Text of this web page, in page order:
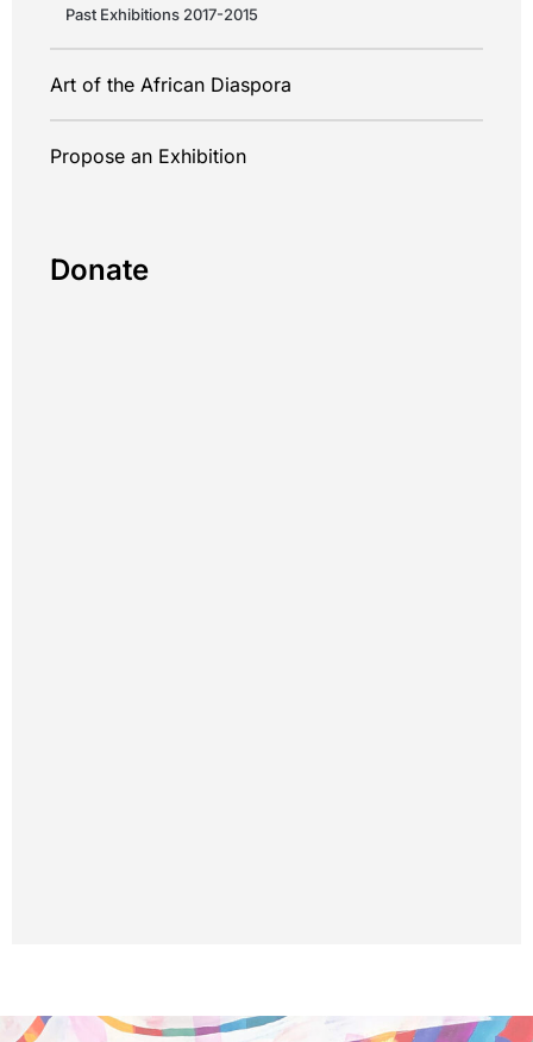
Past Exhibitions 2017-2015
Art of the African Diaspora
Propose an Exhibition
Donate